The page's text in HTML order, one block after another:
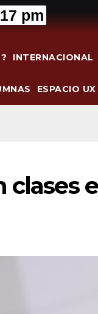
pm
INTERNACIONAL
ESPACIO UX
clases